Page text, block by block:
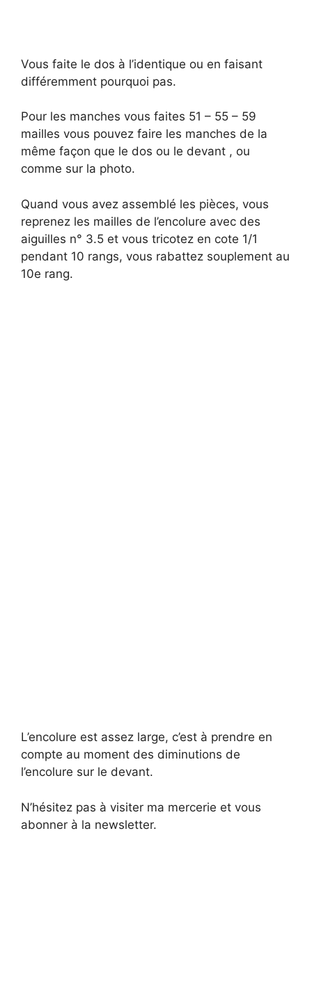
Vous faite le dos à l’identique ou en faisant
différemment pourquoi pas.
Pour les manches vous faites 51 – 55 – 59
mailles vous pouvez faire les manches de la
même façon que le dos ou le devant , ou
comme sur la photo.
Quand vous avez assemblé les pièces, vous
reprenez les mailles de l’encolure avec des
aiguilles n° 3.5 et vous tricotez en cote 1/1
pendant 10 rangs, vous rabattez souplement au
10e rang.
L’encolure est assez large, c’est à prendre en
compte au moment des diminutions de
l’encolure sur le devant.
N’hésitez pas à visiter ma mercerie et vous
abonner à la newsletter.